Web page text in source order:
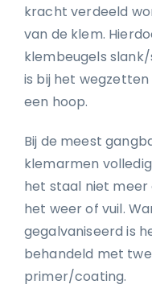
kracht verdeeld
van de klem.
klembeugels
is bij het
een hoop.
Bij de meest
klemarmen
het staal niet meer
het weer of vuil.
gegalvaniseerd is
behandeld met
primer/coating.